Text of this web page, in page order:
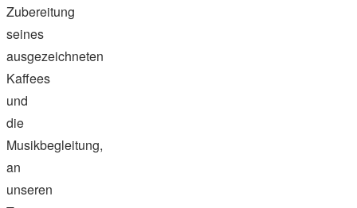
Zubereitung
seines
ausgezeichneten
Kaffees
und
die
Musikbegleitung,
an
unseren